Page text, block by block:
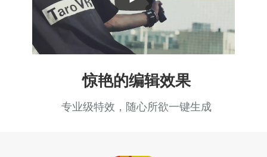
Play
Video
惊艳的编辑效果
专业级特效，随心所欲一键生成